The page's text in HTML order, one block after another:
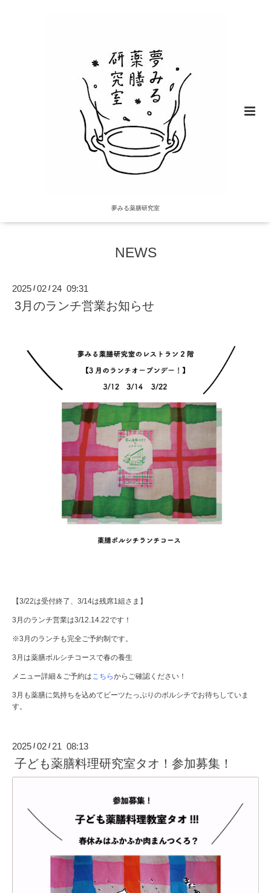
夢みる薬膳研究室
NEWS
2025 /02 / 24 09:31
3月のランチ営業お知らせ
【3/22は受付終了、3/14は残席1組さま】
3月のランチ営業は3/12.14.22です！
※3月のランチも完全ご予約制です。
3月は薬膳ボルシチコースで春の養生
メニュー詳細＆ご予約はこちらからご確認ください！
3月も薬膳に気持ちを込めてビーツたっぷりのボルシチでお待ちしていま
す。
2025 /02 / 21 08:13
子ども薬膳料理研究室タオ！参加募集！